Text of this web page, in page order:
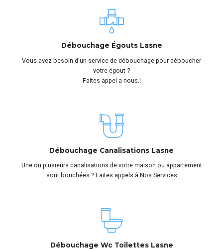
Débouchage Égouts Lasne
Vous avez besoin d'un service de débouchage pour déboucher
votre égout ?
Faites appel a nous.!
Débouchage Canalisations Lasne
Une ou plusieurs canalisations de votre maison ou appartement
sont bouchées ? Faites appels à Nos Services
Débouchage Wc Toilettes Lasne